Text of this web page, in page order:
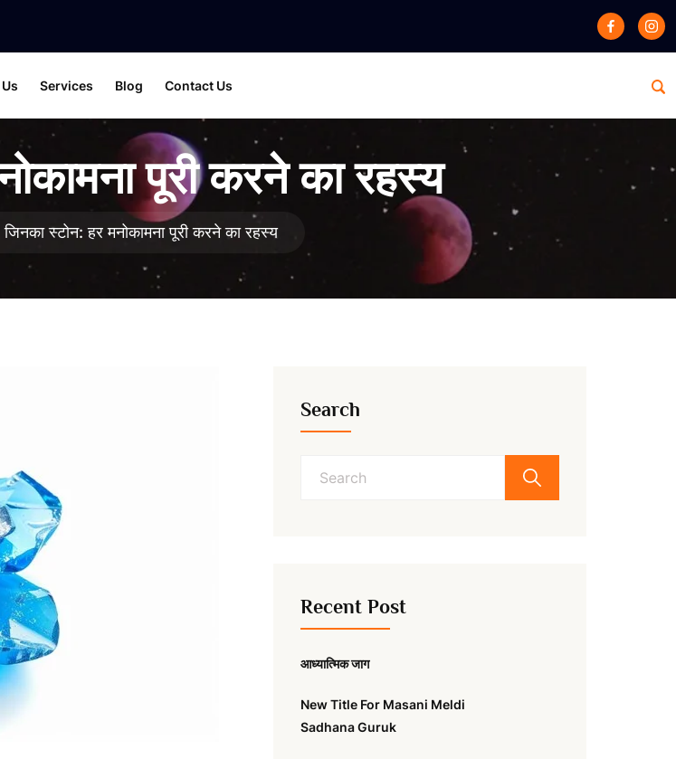
Services Blog Contact Us
पूरी करने का रहस्य
जिनका स्टोन: हर मनोकामना पूरी करने का रहस्य
Search
Recent Post
आध्यात्मिक जाग
New Title For Masani Meldi
Sadhana Guruk